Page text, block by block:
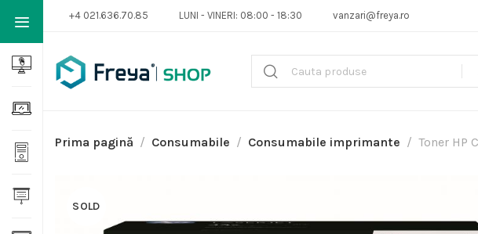
+4 021.636.70.85 LUNI - VINERI: 08:00 - 18:30 vanzari@freya.ro
Prima pagină Consumabile Consumabile imprimante Toner HP
SOLD